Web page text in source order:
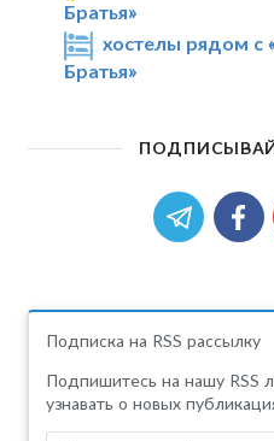
Братья»
хостелы рядом
Братья»
Подписка на RSS рассылку
Подпишитесь на нашу RSS
узнавать о новых